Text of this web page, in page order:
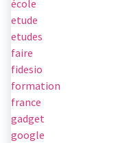
école
etude
etudes
faire
fidesio
formation
france
gadget
google